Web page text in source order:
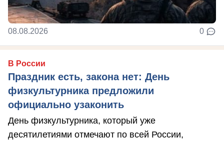
08.08.2026 0
В России
Праздник есть, закона нет: День
физкультурника предложили
официально узаконить
День физкультурника, который уже
десятилетиями отмечают по всей России,